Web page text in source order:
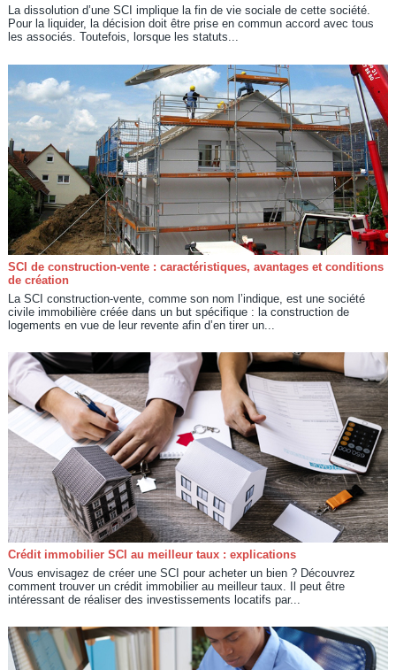
La dissolution d’une SCI implique la fin de vie sociale de cette société.
Pour la liquider, la décision doit être prise en commun accord avec tous
les associés. Toutefois, lorsque les statuts...
SCI de construction-vente : caractéristiques, avantages et conditions
de création
La SCI construction-vente, comme son nom l’indique, est une société
civile immobilière créée dans un but spécifique : la construction de
logements en vue de leur revente afin d’en tirer un...
Crédit immobilier SCI au meilleur taux : explications
Vous envisagez de créer une SCI pour acheter un bien ? Découvrez
comment trouver un crédit immobilier au meilleur taux. Il peut être
intéressant de réaliser des investissements locatifs par...